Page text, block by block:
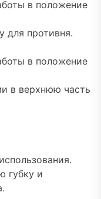
в положение
для противня.
в положение
в верхнюю часть
губку и